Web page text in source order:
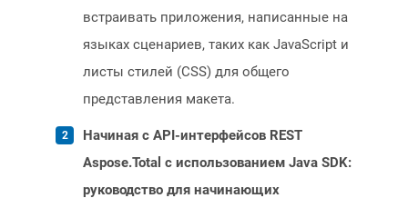
встраивать приложения, написанные на
языках сценариев, таких как JavaScript и
листы стилей (CSS) для общего
представления макета.
Начиная с API-интерфейсов REST
Aspose.Total с использованием Java SDK:
руководство для начинающих